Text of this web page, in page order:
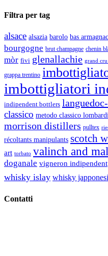
Filtra per tag
alsace alsazia barolo bas armagnac
bourgogne brut champagne chenin
mòr fivi glenallachie grand
grappa trentino
imbottigliatori
indipendent bottlers
classico metodo classico
morrison distillers pulltex
récoltants manipulants scotch
art torbato valinch and
doganale vigneron indipendent
whisky islay whisky japponesi
Contatti